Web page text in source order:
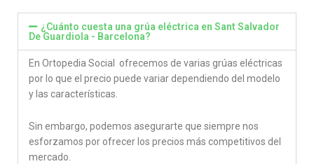
¿Cuánto cuesta una grúa eléctrica en Sant Salvador
De Guardiola - Barcelona?
En Ortopedia Social ofrecemos de varias grúas eléctricas
por lo que el precio puede variar dependiendo del modelo
y las características.
Sin embargo, podemos asegurarte que siempre nos
esforzamos por ofrecer los precios más competitivos del
mercado.